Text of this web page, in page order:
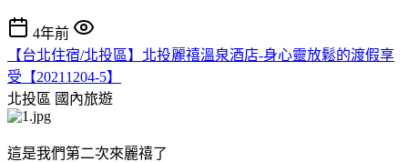
4年前
【台北住宿/北投區】北投麗禧溫泉酒店-身心靈放鬆的渡假享
受【20211204-5】
北投區 國內旅遊
這是我們第二次來麗禧了